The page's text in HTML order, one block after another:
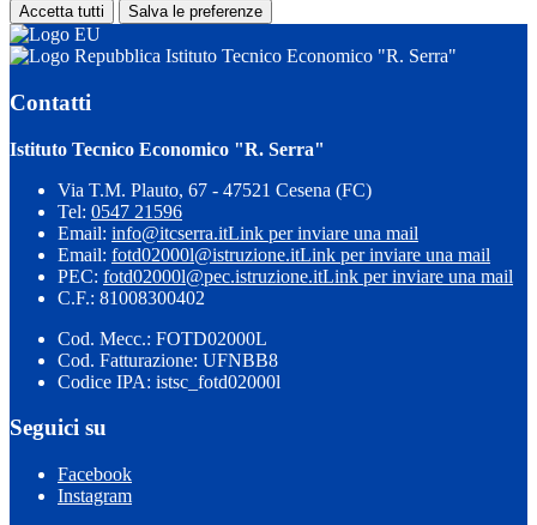
Accetta tutti Salva le preferenze
Istituto Tecnico Economico "R. Serra"
Contatti
Istituto Tecnico Economico "R. Serra"
Via T.M. Plauto, 67 - 47521 Cesena (FC)
Tel: 0547 21596
Email: info@itcserra.itLink per inviare una mail
Email: fotd02000l@istruzione.itLink per inviare una mail
PEC: fotd02000l@pec.istruzione.itLink per inviare una mail
C.F.: 81008300402
Cod. Mecc.: FOTD02000L
Cod. Fatturazione: UFNBB8
Codice IPA: istsc_fotd02000l
Seguici su
Facebook
Instagram